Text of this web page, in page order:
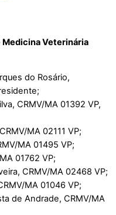
Medicina Veterinária
do Rosário,
CRMV/MA 01392 VP,
MA 02111 VP;
MA 01495 VP;
01762 VP;
CRMV/MA 02468 VP;
MA 01046 VP;
de Andrade, CRMV/MA